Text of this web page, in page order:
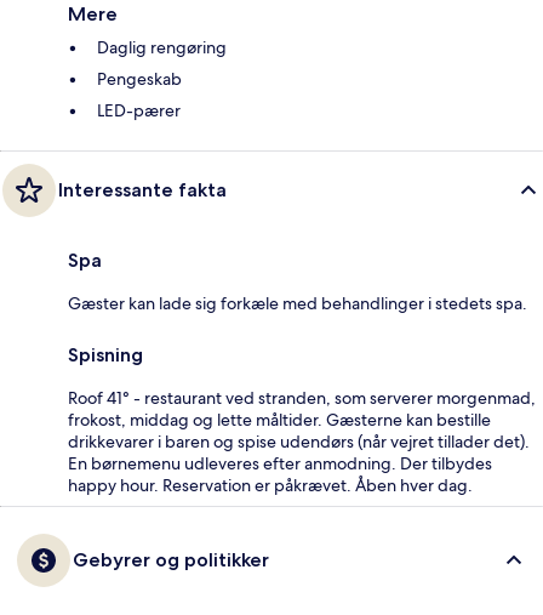
Mere
Daglig rengøring
Pengeskab
LED-pærer
Interessante fakta
Spa
Gæster kan lade sig forkæle med behandlinger i stedets spa.
Spisning
Roof 41° - restaurant ved stranden, som serverer morgenmad,
frokost, middag og lette måltider. Gæsterne kan bestille
drikkevarer i baren og spise udendørs (når vejret tillader det).
En børnemenu udleveres efter anmodning. Der tilbydes
happy hour. Reservation er påkrævet. Åben hver dag.
Gebyrer og politikker